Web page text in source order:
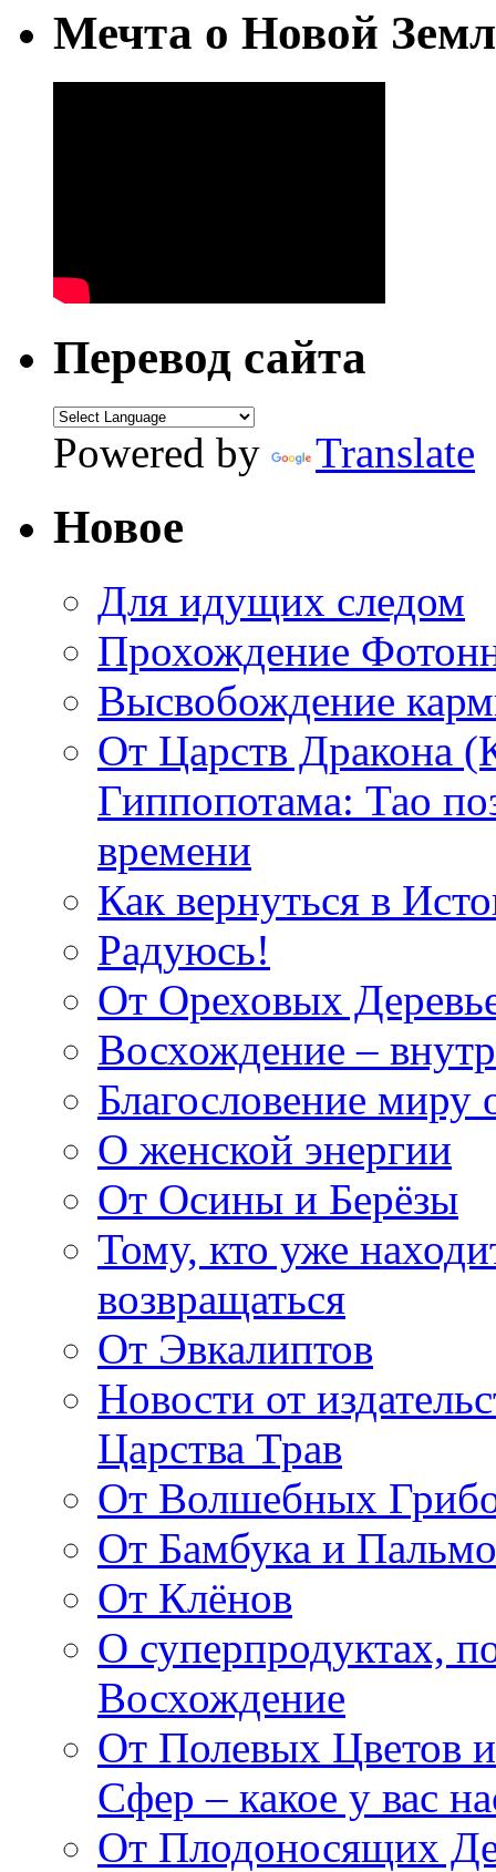
Мечта о Новой
Перевод сайта
Powered by Translate
Новое
Для идущих следом
Прохождение
Высвобождение
От Царств Дракона
Гиппопотама: Тао
времени
Как вернуться в
Радуюсь!
От Ореховых
Восхождение –
Благословение миру
О женской энергии
От Осины и Берёзы
Тому, кто уже
возвращаться
От Эвкалиптов
Новости от
Царства Трав
От Волшебных
От Бамбука и
От Клёнов
О суперпродуктах,
Восхождение
От Полевых Цветов
Сфер – какое у вас
От Плодоносящих